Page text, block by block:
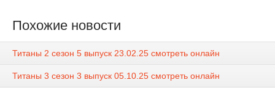
Похожие новости
Титаны 2 сезон 5 выпуск 23.02.25 смотреть онлайн
Титаны 3 сезон 3 выпуск 05.10.25 смотреть онлайн